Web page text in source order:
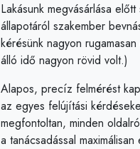
Lakásunk megvásárlása
állapotáról szakember
kérésünk nagyon
álló idő nagyon rövid volt.)
Alapos, precíz felmérést
az egyes felújítási
megfontoltan, minden
a tanácsadással
Dániellel több éve
kreatív ötleteivel alapos és
vállalatunk számára
Bízunk benne, hogy ez az
projektben lesz alkalmunk
Bene György